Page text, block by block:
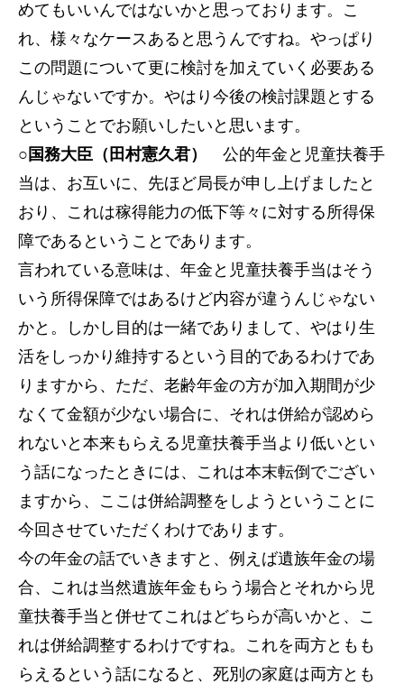
めてもいいんではないかと思っております。こ
れ、様々なケースあると思うんですね。やっぱり
この問題について更に検討を加えていく必要ある
んじゃないですか。やはり今後の検討課題とする
ということでお願いしたいと思います。
○国務大臣（田村憲久君）
公的年金と児童扶養手
当は、お互いに、先ほど局長が申し上げましたと
おり、これは稼得能力の低下等々に対する所得保
障であるということであります。
言われている意味は、年金と児童扶養手当はそう
いう所得保障ではあるけど内容が違うんじゃない
かと。しかし目的は一緒でありまして、やはり生
活をしっかり維持するという目的であるわけであ
りますから、ただ、老齢年金の方が加入期間が少
なくて金額が少ない場合に、それは併給が認めら
れないと本来もらえる児童扶養手当より低いとい
う話になったときには、これは本末転倒でござい
ますから、ここは併給調整をしようということに
今回させていただくわけであります。
今の年金の話でいきますと、例えば遺族年金の場
合、これは当然遺族年金もらう場合とそれから児
童扶養手当と併せてこれはどちらが高いかと、こ
れは併給調整するわけですね。これを両方ともも
らえるという話になると、死別の家庭は両方とも